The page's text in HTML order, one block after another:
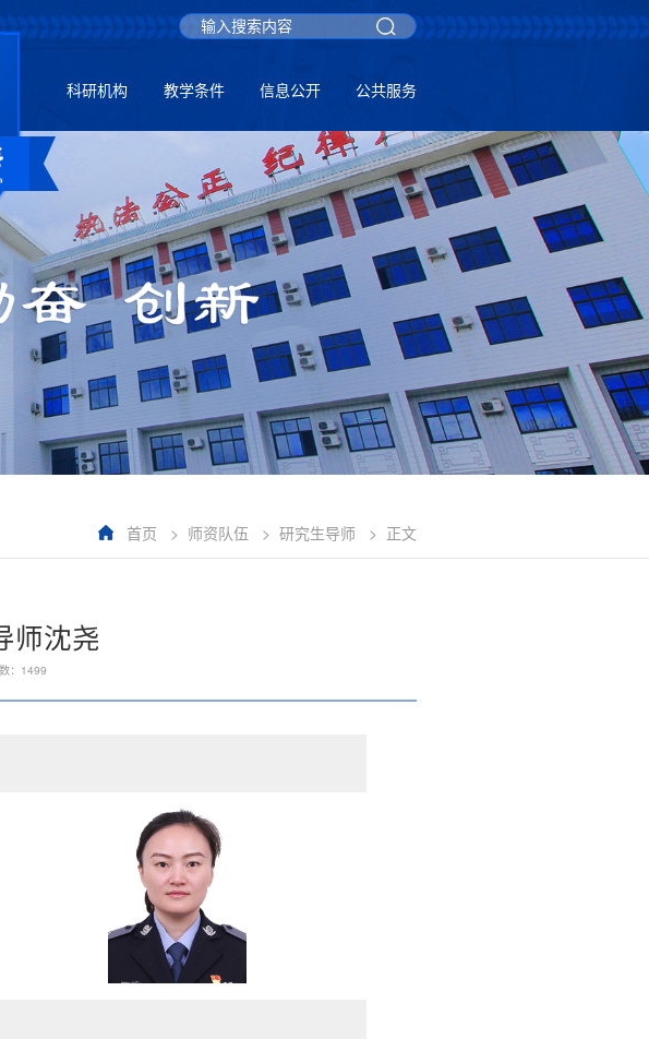
科研机构 教学条件 信息公开 公共服务
首页 > 师资队伍 >研究生导师 > 正文
师沈尧
1499